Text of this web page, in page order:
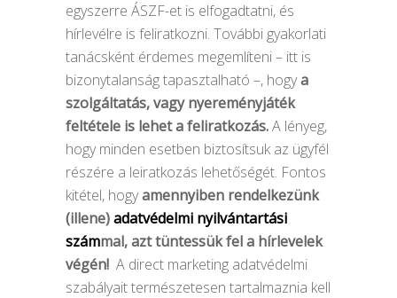
egyszerre ÁSZF-et is elfogadtatni, és
hírlevélre is feliratkozni. További gyakorlati
tanácsként érdemes megemlíteni – itt is
bizonytalanság tapasztalható –, hogya
szolgáltatás, vagy nyereményjáték
feltétele is lehet a feliratkozás.A lényeg,
hogy minden esetben biztosítsuk az ügyfél
részére a leiratkozás lehetőségét. Fontos
kitétel, hogyamennyiben rendelkezünk
(illene)adatvédelmi nyilvántartási
számmal, azt tüntessük fel a hírlevelek
végén! A direct marketing adatvédelmi
szabályait természetesen tartalmaznia kell